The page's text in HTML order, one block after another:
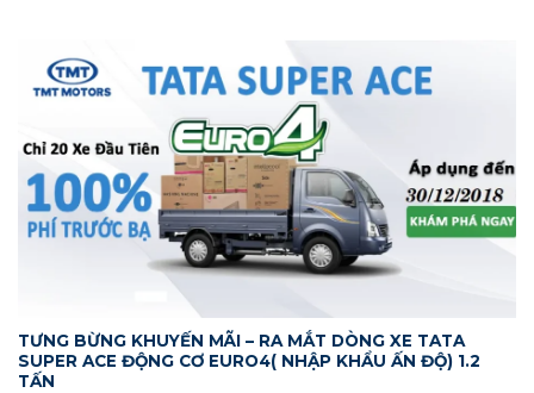
TƯNG BỪNG KHUYẾN MÃI – RA MẮT DÒNG XE TATA
SUPER ACE ĐỘNG CƠ EURO4( NHẬP KHẨU ẤN ĐỘ) 1.2
TẤN